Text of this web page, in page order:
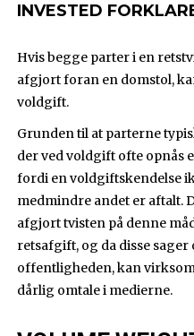
INVESTED
Hvis begge parter i en
afgjort foran en domstol,
voldgift.
Grunden til at parterne
der ved voldgift ofte opnås
fordi en voldgiftskendelse
medmindre andet er aftalt.
afgjort tvisten på denne
retsafgift, og da disse
offentligheden, kan
dårlig omtale i medierne.